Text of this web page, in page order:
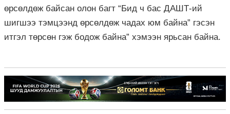
өрсөлдөж байсан олон багт “Бид ч бас ДАШТ-ий
шигшээ тэмцээнд өрсөлдөж чадах юм байна” гэсэн
итгэл төрсөн гэж бодож байна” хэмээн ярьсан байна.